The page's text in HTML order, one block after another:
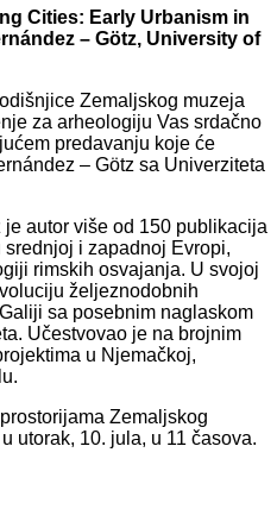
Cities: Early Urbanism in
– Götz, University of
Zemaljskog muzeja
za arheologiju Vas srdačno
predavanju koje će
– Götz sa Univerziteta
je autor više od 150 publikacija
i zapadnoj Evropi,
rimskih osvajanja. U svojoj
željeznodobnih
sa posebnim naglaskom
Učestvovao je na brojnim
u Njemačkoj,
Zemaljskog
utorak, 10. jula, u 11 časova.